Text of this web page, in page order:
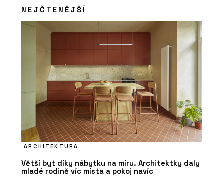
zákazníka. KOMA MODULAR
představila novou kolekci Fashion line
NEJČTENĚJŠÍ
ARCHITEKTURA
Větší byt díky nábytku na míru. Architektky daly
mladé rodině víc místa a pokoj navíc